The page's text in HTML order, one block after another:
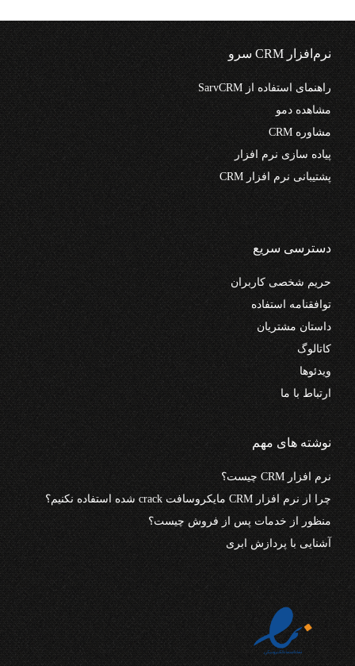
نرم‌افزار CRM سرو
راهنمای استفاده از SarvCRM
مشاهده دمو
مشاوره CRM
پیاده سازی نرم افزار
پشتیبانی نرم افزار CRM
دسترسی سریع
حریم شخصی کاربران
توافقنامه استفاده
داستان مشتریان
کاتالوگ
ویدئوها
ارتباط با ما
نوشته های مهم
نرم افزار CRM چیست؟
چرا از نرم افزار CRM مایکروسافت crack شده استفاده نکنیم؟
منظور از خدمات پس از فروش چیست؟
آشنایی با پردازش ابری